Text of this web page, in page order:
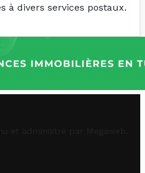
à divers services postaux.
et administré par Megaweb